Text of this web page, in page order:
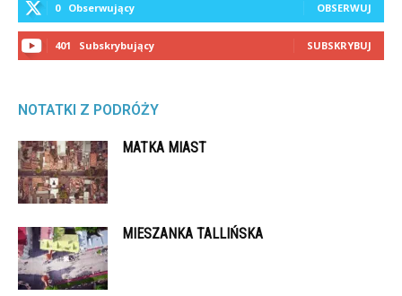
0 Obserwujący OBSERWUJ
401 Subskrybujący SUBSKRYBUJ
NOTATKI Z PODRÓŻY
MATKA MIAST
MIESZANKA TALLIŃSKA